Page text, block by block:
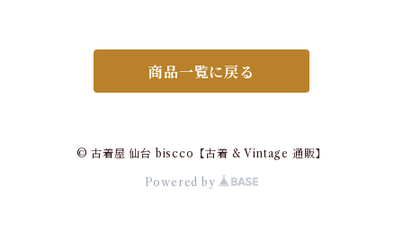
商品一覧に戻る
© 古着屋 仙台 biscco【古着 & Vintage 通販】
Powered by